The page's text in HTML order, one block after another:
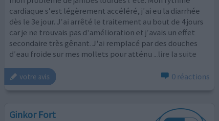
cardiaque s'est légèrement accéléré, j'ai eu la diarrhée
dès le 3e jour. J'ai arrêté le traitement au bout de 4 jours
car je ne trouvais pas d'amélioration et j'avais un effet
secondaire très gênant. J'ai remplacé par des douches
d'eau froide sur mes mollets pour atténu ...lire la suite
votre avis 0 réactions
Ginkor Fort